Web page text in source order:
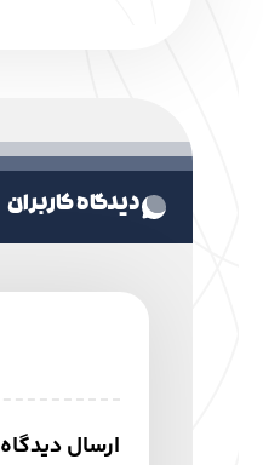
دیدگاه کاربران
ارسال دیدگاه